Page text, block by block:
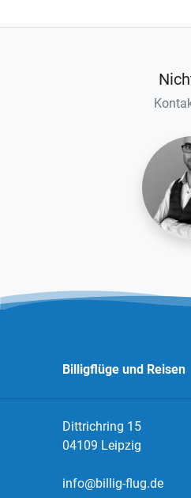
Billigflüge und Reisen
Dittrichring 15
04109 Leipzig
info@billig-flug.de